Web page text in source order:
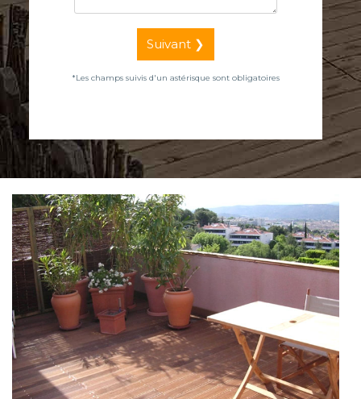
Suivant ❯
*Les champs suivis d'un astérisque sont obligatoires